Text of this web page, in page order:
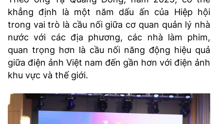
khẳng định là một năm dấu ấn của Hiệp hội
trong vai trò là cầu nối giữa cơ quan quản lý nhà
nước với các địa phương, các nhà làm phim,
quan trọng hơn là cầu nối năng động hiệu quả
giữa điện ảnh Việt nam đến gần hơn với điện ảnh
khu vực và thế giới.